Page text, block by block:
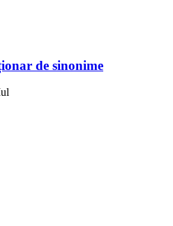
de sinonime